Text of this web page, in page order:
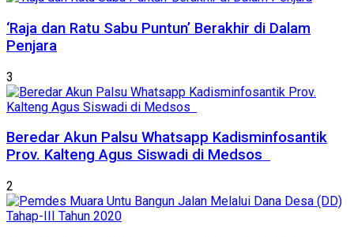
‘Raja dan Ratu Sabu Puntun’ Berakhir di Dalam
Penjara
3
Beredar Akun Palsu Whatsapp Kadisminfosantik
Prov. Kalteng Agus Siswadi di Medsos
2